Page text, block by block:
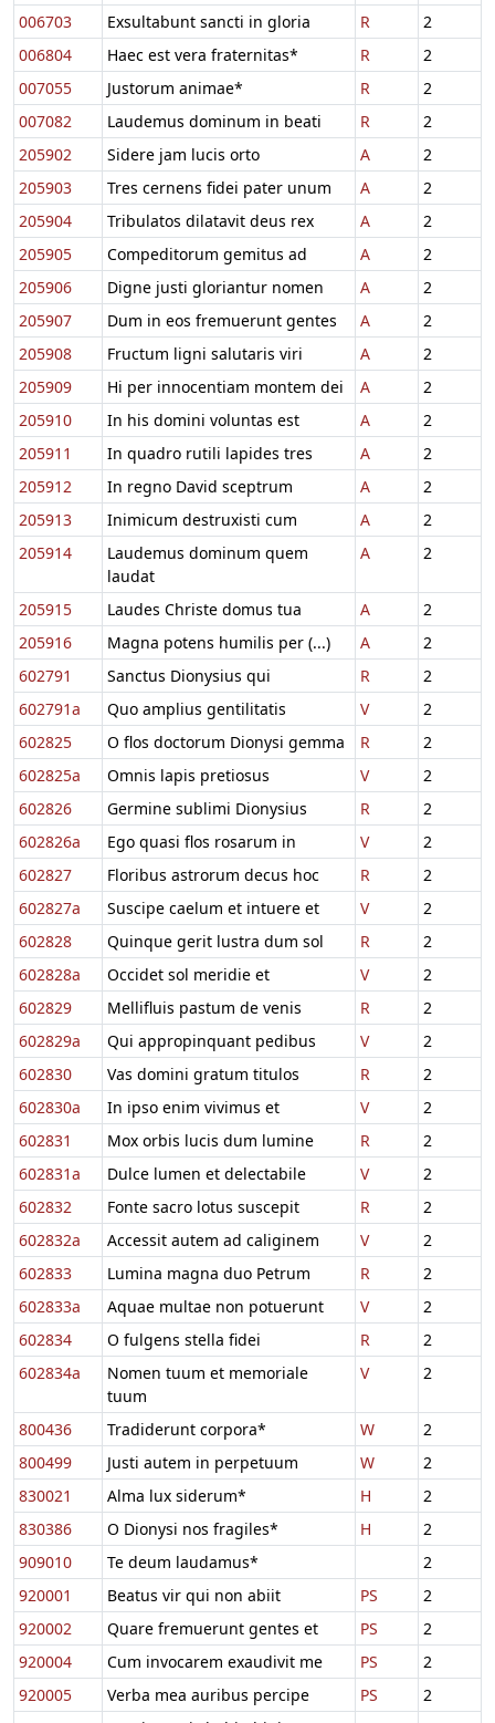
006703
Exsultabunt sancti in gloria R
2
006804
Haec est vera fraternitas* R
2
007055
Justorum animae* R
2
007082
Laudemus dominum in beati R
2
205902
Sidere jam lucis orto A
2
205903
Tres cernens fidei pater unum A
2
205904
Tribulatos dilatavit deus rex A
2
205905
Compeditorum gemitus ad A
2
205906
Digne justi gloriantur nomen A
2
205907
Dum in eos fremuerunt gentes A
2
205908
Fructum ligni salutaris viri A
2
205909
Hi per innocentiam montem dei A
2
205910
In his domini voluntas est A
2
205911
In quadro rutili lapides tres A
2
205912
In regno David sceptrum A
2
205913
Inimicum destruxisti cum A
2
205914
Laudemus dominum quem
laudat
A 2
205915 Laudes Christe domus tua A
2
205916
Magna potens humilis per (...) A
2
602791
Sanctus Dionysius qui R
2
602791a
Quo amplius gentilitatis V
2
602825
O flos doctorum Dionysi gemma R
2
602825a
Omnis lapis pretiosus V
2
602826
Germine sublimi Dionysius R
2
602826a
Ego quasi flos rosarum in V
2
602827
Floribus astrorum decus hoc R
2
602827a
Suscipe caelum et intuere et V
2
602828
Quinque gerit lustra dum sol R
2
602828a
Occidet sol meridie et V
2
602829
Mellifluis pastum de venis R
2
602829a
Qui appropinquant pedibus V
2
602830
Vas domini gratum titulos R
2
602830a
In ipso enim vivimus et V
2
602831
Mox orbis lucis dum lumine R
2
602831a
Dulce lumen et delectabile V
2
602832
Fonte sacro lotus suscepit R
2
602832a
Accessit autem ad caliginem V
2
602833
Lumina magna duo Petrum R
2
602833a
Aquae multae non potuerunt V
2
602834
O fulgens stella fidei R
2
602834a
Nomen tuum et memoriale
tuum
V 2
800436 Tradiderunt corpora* W
2
800499
Justi autem in perpetuum W
2
830021
Alma lux siderum* H
2
830386
O Dionysi nos fragiles* H
2
909010
Te deum laudamus*
2
920001
Beatus vir qui non abiit PS
2
920002
Quare fremuerunt gentes et PS
2
920004
Cum invocarem exaudivit me PS
2
920005
Verba mea auribus percipe PS
2